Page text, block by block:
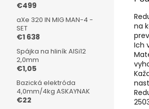
€499
aXe 320 IN MIG MAN-4 -
SET
€1 638
Spájka na hliník AlSi12
2,0mm
€1,05
Bazická elektróda
4,0mm/4kg ASKAYNAK
€22
na
Ich